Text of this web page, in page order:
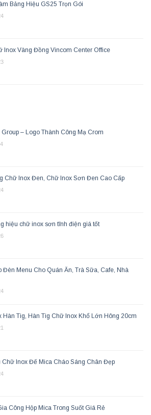
Bảng Hiệu GS25 Trọn Gói
Inox Vàng Đồng Vincom Center Office
Group – Logo Thành Công Mạ Crom
Chữ Inox Đen, Chữ Inox Sơn Đen Cao Cấp
hiệu chữ inox sơn tĩnh điện giá tốt
Đèn Menu Cho Quán Ăn, Trà Sữa, Cafe, Nhà
Hàn Tig, Hàn Tig Chữ Inox Khổ Lớn Hông 20cm
Chữ Inox Đế Mica Cháo Sáng Chân Đẹp
Công Hộp Mica Trong Suốt Giá Rẻ